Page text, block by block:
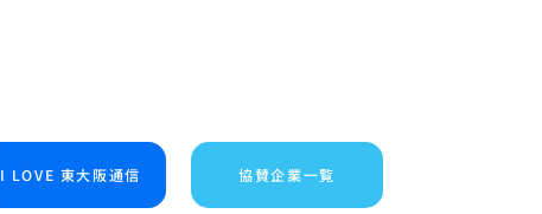
I LOVE 東大阪通信 協賛企業一覧